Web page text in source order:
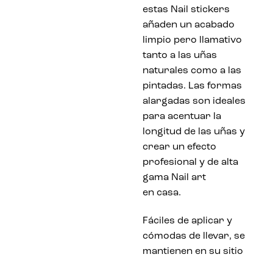
estas Nail stickers
añaden un acabado
limpio pero llamativo
tanto a las uñas
naturales como a las
pintadas. Las formas
alargadas son ideales
para acentuar la
longitud de las uñas y
crear un efecto
profesional y de alta
gama Nail art
en casa.
Fáciles de aplicar y
cómodas de llevar, se
mantienen en su sitio